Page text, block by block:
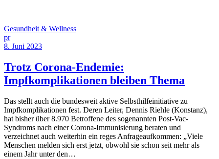
Gesundheit & Wellness
pr
8. Juni 2023
Trotz Corona-Endemie:
Impfkomplikationen bleiben Thema
Das stellt auch die bundesweit aktive Selbsthilfeinitiative zu
Impfkomplikationen fest. Deren Leiter, Dennis Riehle (Konstanz),
hat bisher über 8.970 Betroffene des sogenannten Post-Vac-
Syndroms nach einer Corona-Immunisierung beraten und
verzeichnet auch weiterhin ein reges Anfrageaufkommen: „Viele
Menschen melden sich erst jetzt, obwohl sie schon seit mehr als
einem Jahr unter den…